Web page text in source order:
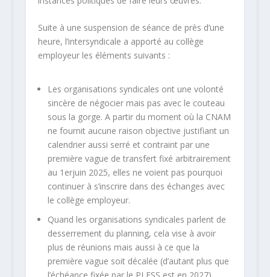
Suite à une suspension de séance de près d’une
heure, l’intersyndicale a apporté au collège
employeur les éléments suivants :
Les organisations syndicales ont une volonté
sincère de négocier mais pas avec le couteau
sous la gorge. A partir du moment où la CNAM
ne fournit aucune raison objective justifiant un
calendrier aussi serré et contraint par une
première vague de transfert fixé arbitrairement
au 1erjuin 2025, elles ne voient pas pourquoi
continuer à s’inscrire dans des échanges avec
le collège employeur.
Quand les organisations syndicales parlent de
desserrement du planning, cela vise à avoir
plus de réunions mais aussi à ce que la
première vague soit décalée (d’autant plus que